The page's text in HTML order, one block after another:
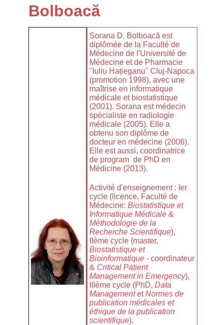
Bolboacă
Sorana D. Bolboacă est
diplômée de la Faculté de
Médecine de l'Université de
Médecine et de Pharmacie
"Iuliu Hațieganu" Cluj-Napoca
(promotion 1998), avec une
maîtrise en informatique
médicale et biostatistique
(2001). Sorana est médecin
spécialiste en radiologie
médicale (2005). Elle a
obtenu son diplôme de
docteur en médecine (2006).
Elle est aussi, coordinatrice
de program de PhD en
Médicine (2013).
Activité d'enseignement : Ier
cycle (licence, Faculté de
Médecine: Biostatistique et
Informatique Médicale &
Méthodologie de la
Recherche Scientifique),
IIème cycle (master,
Biostatistique et
Bioinformatique - coordinateur
& Critical Patient
Management in Emergency),
IIIème cycle (PhD, Data
ManagementetNormes de
publication médicales et
éthique de la publication
scientifique).